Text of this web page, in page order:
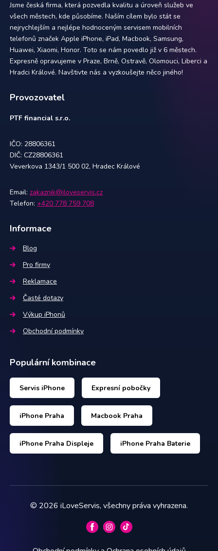
Jsme česká firma, která pozvedla kvalitu a úroveň služeb ve
všech městech, kde působíme. Naším cílem bylo stát se
nejrychlejším a nejlépe hodnoceným servisem mobilních
telefonů značek Apple iPhone, iPad, Macbook, Samsung,
Huawei, Xiaomi, Honor. Toto se nám povedlo již v 6 městech.
Expresně opravujeme v Praze, Brně, Ostravě, Olomouci, Liberci a
Hradci Králové. Navštivte nás a vyzkoušejte něco jiného!
Provozovatel
PTF financial s.r.o.
IČO: 28806361
DIČ: CZ28806361
Veverkova 1343/1 500 02, Hradec Králové
Email: zakaznik@iloveservis.cz
Telefon: +420 778 759 708
Informace
Blog
Pro firmy
Reklamace
Časté dotazy
Výkup iPhonů
Obchodní podmínky
Populární kombinace
Servis iPhone Expresní pobočky
iPhone Praha Macbook Praha
iPhone Praha Displeje iPhone Praha Baterie
© 2026 iLoveServis, všechny práva vyhrazena.